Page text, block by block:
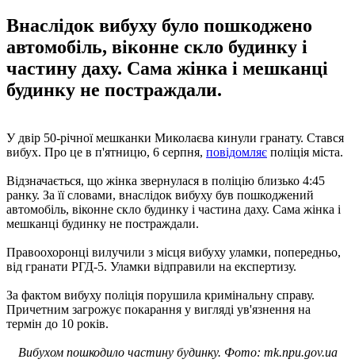
Внаслідок вибуху було пошкоджено
автомобіль, віконне скло будинку і
частину даху. Сама жінка і мешканці
будинку не постраждали.
У двір 50-річної мешканки Миколаєва кинули гранату. Стався
вибух. Про це в п'ятницю, 6 серпня, повідомляє поліція міста.
Відзначається, що жінка звернулася в поліцію близько 4:45
ранку. За її словами, внаслідок вибуху був пошкоджений
автомобіль, віконне скло будинку і частина даху. Сама жінка і
мешканці будинку не постраждали.
Правоохоронці вилучили з місця вибуху уламки, попередньо,
від гранати РГД-5. Уламки відправили на експертизу.
За фактом вибуху поліція порушила кримінальну справу.
Причетним загрожує покарання у вигляді ув'язнення на
термін до 10 років.
Вибухом пошкодило частину будинку. Фото: mk.npu.gov.ua